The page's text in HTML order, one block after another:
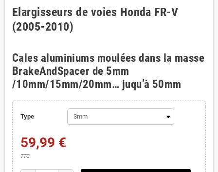
Elargisseurs de voies Honda FR-V
(2005-2010)
Cales aluminiums moulées dans la masse
BrakeAndSpacer de 5mm
/10mm/15mm/20mm… juqu’à 50mm
Type
59,99 €
TTC